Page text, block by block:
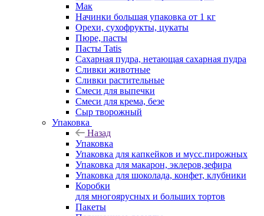
Мак
Начинки большая упаковка от 1 кг
Орехи, сухофрукты, цукаты
Пюре, пасты
Пасты Tatis
Сахарная пудра, нетающая сахарная пудра
Сливки животные
Сливки растительные
Смеси для выпечки
Смеси для крема, безе
Сыр творожный
Упаковка
Назад
Упаковка
Упаковка для капкейков и мусс.пирожных
Упаковка для макарон, эклеров,зефира
Упаковка для шоколада, конфет, клубники
Коробки
для многоярусных и больших тортов
Пакеты